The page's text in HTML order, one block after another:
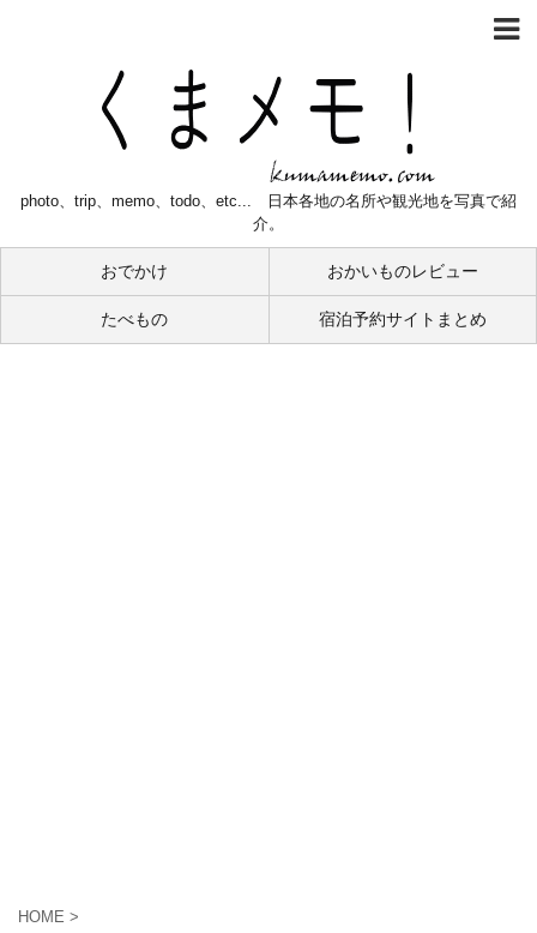
photo、trip、memo、todo、etc... 日本各地の名所や観光地を写真で紹
介。
おでかけ おかいものレビュー
たべもの 宿泊予約サイトまとめ
HOME >